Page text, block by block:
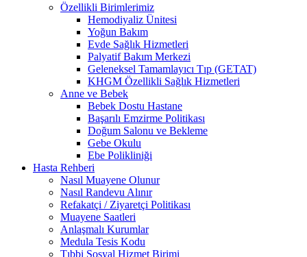
Özellikli Birimlerimiz
Hemodiyaliz Ünitesi
Yoğun Bakım
Evde Sağlık Hizmetleri
Palyatif Bakım Merkezi
Geleneksel Tamamlayıcı Tıp (GETAT)
KHGM Özellikli Sağlık Hizmetleri
Anne ve Bebek
Bebek Dostu Hastane
Başarılı Emzirme Politikası
Doğum Salonu ve Bekleme
Gebe Okulu
Ebe Polikliniği
Hasta Rehberi
Nasıl Muayene Olunur
Nasıl Randevu Alınır
Refakatçi / Ziyaretçi Politikası
Muayene Saatleri
Anlaşmalı Kurumlar
Medula Tesis Kodu
Tıbbi Sosyal Hizmet Birimi